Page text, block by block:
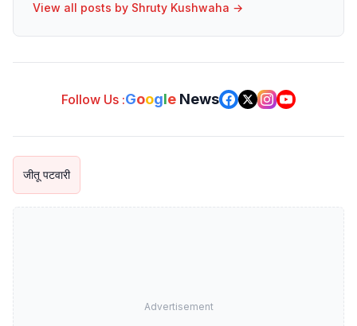
View all posts by Shruty Kushwaha →
Follow Us :Google News
जीतू पटवारी
Advertisement